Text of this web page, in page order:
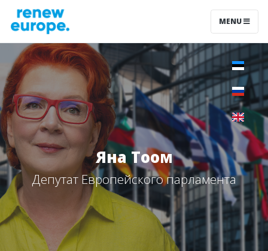
MENU
Яна Тоом
Депутат Европейского парламента